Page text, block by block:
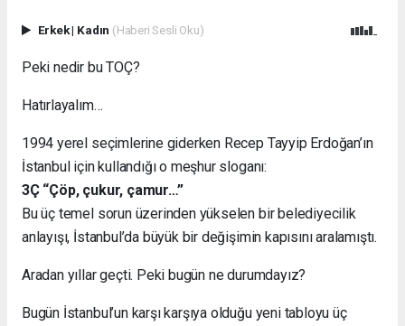
Erkek| Kadın (Haberi Sesli Oku)
Peki nedir bu TOÇ?
Hatırlayalım…
1994 yerel seçimlerine giderken Recep Tayyip Erdoğan’ın
İstanbul için kullandığı o meşhur sloganı:
3Ç “Çöp, çukur, çamur…”
Bu üç temel sorun üzerinden yükselen bir belediyecilik
anlayışı, İstanbul’da büyük bir değişimin kapısını aralamıştı.
Aradan yıllar geçti. Peki bugün ne durumdayız?
Bugün İstanbul’un karşı karşıya olduğu yeni tabloyu üç